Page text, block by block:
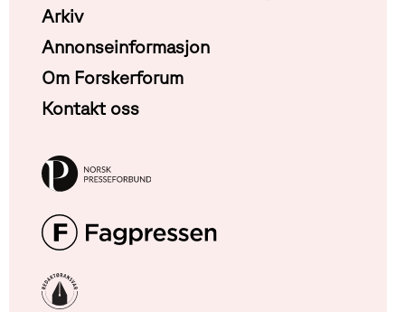
Arkiv
Annonseinformasjon
Om Forskerforum
Kontakt oss